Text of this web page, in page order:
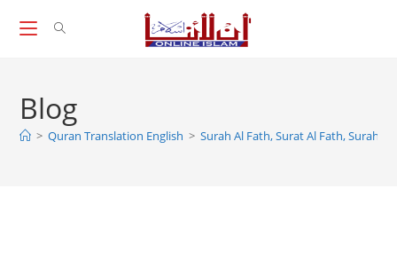
Blog
> Quran Translation English > Surah Al Fath, Surat Al Fath, Surah